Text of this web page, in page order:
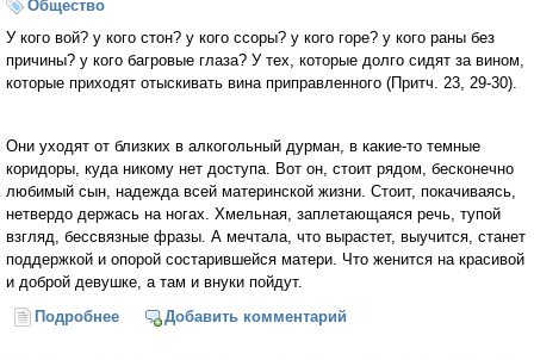
Общество
У кого вой? у кого стон? у кого ссоры? у кого горе? у кого раны без
причины? у кого багровые глаза? У тех, которые долго сидят за вином,
которые приходят отыс­кивать вина приправленного (Притч. 23, 29-30).
Они уходят от близких в алкогольный дурман, в какие-то темные
коридоры, куда никому нет доступа. Вот он, стоит рядом, бесконечно
любимый сын, надежда всей материнской жизни. Стоит, покачиваясь,
нетвердо держась на ногах. Хмельная, заплетающаяся речь, тупой
взгляд, бессвязные фразы. А мечтала, что вырастет, выучится, станет
поддержкой и опорой состарившейся матери. Что женится на красивой
и доброй девушке, а там и внуки пойдут.
Подробнее о Спастись из бездны
Добавить комментарий